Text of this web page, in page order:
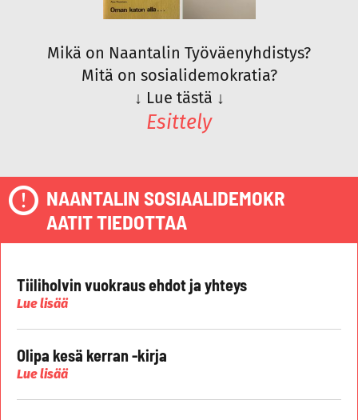
Mikä on Naantalin Työväenyhdistys?
Mitä on sosialidemokratia?
↓ Lue tästä ↓
Esittely
NAANTALIN SOSIAALIDEMOKR
AATIT TIEDOTTAA
Tiiliholvin vuokraus ehdot ja yhteys
Lue lisää
Olipa kesä kerran -kirja
Lue lisää